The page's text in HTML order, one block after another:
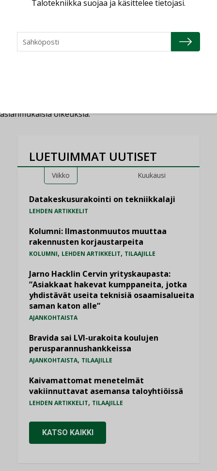
into-digital13.12.201627.10.2023Projektitsähköasennus
asianmukaisia oikeuksia.
LUETUIMMAT UUTISET
Viikko Kuukausi
Datakeskusurakointi on tekniikkalaji
LEHDEN ARTIKKELIT
Kolumni: Ilmastonmuutos muuttaa
rakennusten korjaustarpeita
KOLUMNI, LEHDEN ARTIKKELIT, TILAAJILLE
Jarno Hacklin Cervin yrityskaupasta:
”Asiakkaat hakevat kumppaneita, jotka
yhdistävät useita teknisiä osaamisalueita
saman katon alle”
AJANKOHTAISTA
Bravida sai LVI-urakoita koulujen
perusparannushankkeissa
AJANKOHTAISTA, TILAAJILLE
Kaivamattomat menetelmät
vakiinnuttavat asemansa taloyhtiöissä
LEHDEN ARTIKKELIT, TILAAJILLE
KATSO KAIKKI
Talotekniikka suojaa ja käsittelee tietojasi.